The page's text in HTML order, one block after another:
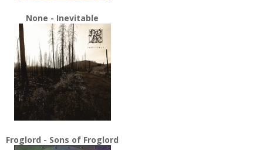
None - Inevitable
Froglord - Sons of Froglord